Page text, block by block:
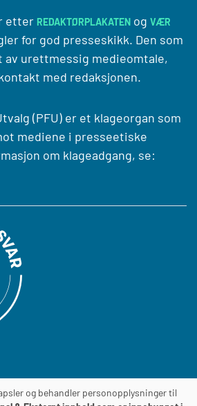
etter REDAKTØRPLAKATEN og VÆR
for god presseskikk. Den som
av urettmessig medieomtale,
med redaksjonen.
(PFU) er et klageorgan som
mediene i presseetiske
om klageadgang, se:
og behandler personopplysninger til